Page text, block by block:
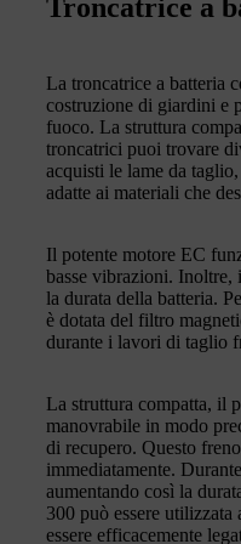
Troncatrice a
La troncatrice a batteria
costruzione di giardini e
fuoco. La struttura
troncatrici puoi trovare
acquisti le lame da
adatte ai materiali che
Il potente motore EC
basse vibrazioni.
la durata della batteria.
è dotata del filtro
durante i lavori di taglio
La struttura compatta, il
manovrabile in modo
di recupero. Questo
immediatamente.
aumentando così la
300 può essere
essere efficacemente